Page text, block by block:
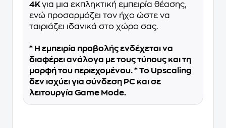
4Κγια μια εκπληκτική εμπειρία θέασης,
ενώ προσαρμόζει τον ήχο ώστε να
ταιριάζει ιδανικά στο χώρο σας.
* Η εμπειρία προβολής ενδέχεται να
διαφέρει ανάλογα με τους τύπους και τη
μορφή του περιεχομένου. * Το Upscaling
δεν ισχύει για σύνδεση PC και σε
λειτουργία Game Mode.